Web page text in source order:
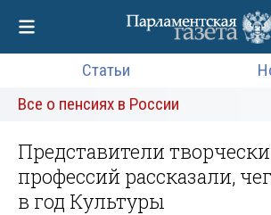
Статьи
Все о пенсиях в России
Представители
профессий рассказали,
в год Культуры